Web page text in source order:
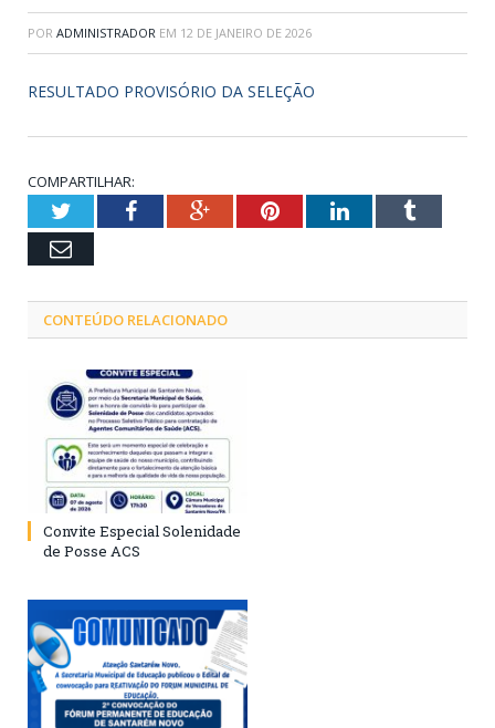
POR ADMINISTRADOR EM 12 DE JANEIRO DE 2026
RESULTADO PROVISÓRIO DA SELEÇÃO
COMPARTILHAR:
TwitterFacebookGoogle+PinterestLinkedInTumblr
Email
CONTEÚDO RELACIONADO
Convite Especial Solenidade
de Posse ACS